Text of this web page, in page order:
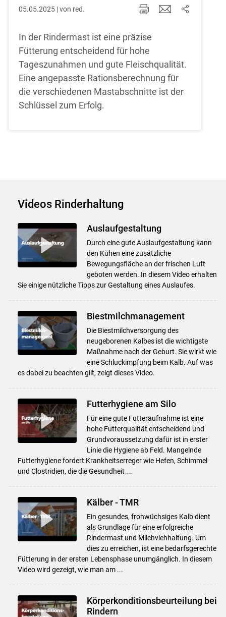
05.05.2025 | von red.
In der Rindermast ist eine präzise
Fütterung entscheidend für hohe
Tageszunahmen und gute Fleischqualität.
Eine angepasste Rationsberechnung für
die verschiedenen Mastabschnitte ist der
Schlüssel zum Erfolg.
Videos Rinderhaltung
Auslaufgestaltung
Durch eine gute Auslaufgestaltung kann
den Kühen eine zusätzliche
Bewegungsfläche an der frischen Luft
geboten werden. In diesem Video erhalten
Sie einige nützliche Tipps zur Gestaltung eines Auslaufes.
Biestmilchmanagement
Die Biestmilchversorgung des
neugeborenen Kalbes ist die wichtigste
Maßnahme nach der Geburt. Sie wirkt wie
eine Schluckimpfung beim Kalb. Auf was
es dabei zu beachten gilt, zeigt dieses Video.
Futterhygiene am Silo
Für eine gute Futteraufnahme ist eine
hohe Futterqualität entscheidend und
Grundvoraussetzung dafür ist in erster
Linie die Hygiene ab Feld. Mangelnde
Futterhygiene fordert Krankheitserreger wie Hefen, Schimmel
und Clostridien, die die Gesundheit ...
Kälber - TMR
Ein gesundes, frohwüchsiges Kalb dient
als Grundlage für eine erfolgreiche
Rindermast und Milchviehhaltung. Um
dies zu erreichen, ist eine bedarfsgerechte
Fütterung in der ersten Lebensphase unumgänglich. In diesem
Video wird gezeigt, wie man am ...
Körperkonditionsbeurteilung bei
Rindern